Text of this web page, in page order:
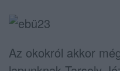
Az okokról akkor